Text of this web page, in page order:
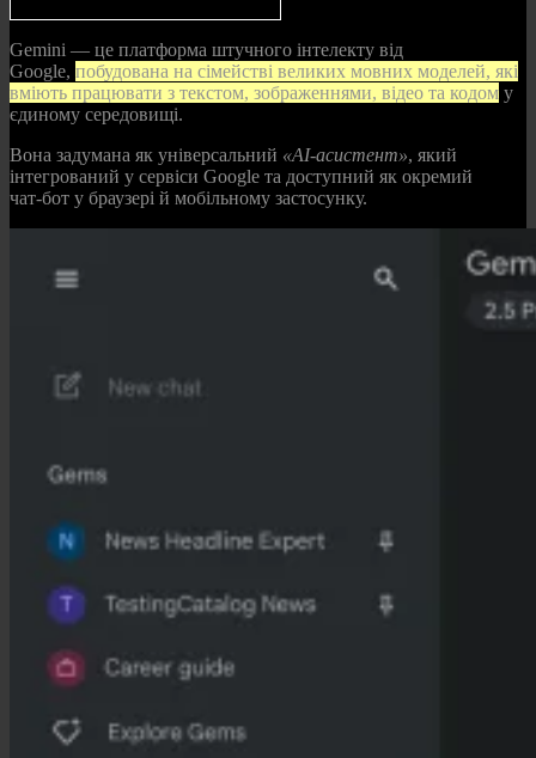
Gemini — це платформа штучного інтелекту від
Google, побудована на сімействі великих мовних моделей, які
вміють працювати з текстом, зображеннями, відео та кодом у
єдиному середовищі.
Вона задумана як універсальний «AI‑асистент», який
інтегрований у сервіси Google та доступний як окремий
чат‑бот у браузері й мобільному застосунку.